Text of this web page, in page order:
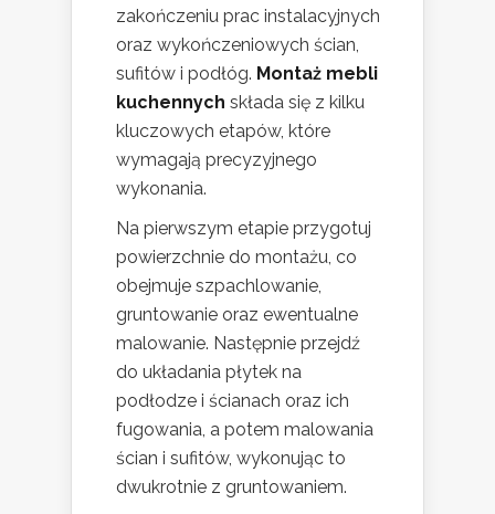
zakończeniu prac instalacyjnych
oraz wykończeniowych ścian,
sufitów i podłóg. Montaż mebli
kuchennych składa się z kilku
kluczowych etapów, które
wymagają precyzyjnego
wykonania.
Na pierwszym etapie przygotuj
powierzchnie do montażu, co
obejmuje szpachlowanie,
gruntowanie oraz ewentualne
malowanie. Następnie przejdź
do układania płytek na
podłodze i ścianach oraz ich
fugowania, a potem malowania
ścian i sufitów, wykonując to
dwukrotnie z gruntowaniem.